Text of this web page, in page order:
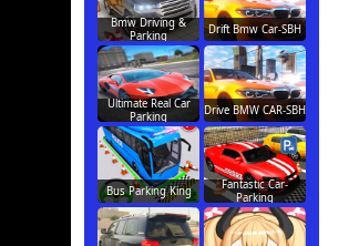
Bmw Driving &
Parking
Drift Bmw Car-SBH
Ultimate Real Car
Parking
Drive BMW CAR-SBH
Bus Parking King
Fantastic Car-
Parking